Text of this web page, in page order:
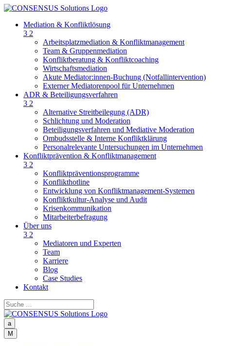
Mediation & Konfliktlösung
3 2
Arbeitsplatzmediation & Konfliktmanagement
Team & Gruppenmediation
Konfliktberatung & Konfliktcoaching
Wirtschaftsmediation
Akute Mediator:innen-Buchung (Notfallintervention)
Externer Mediatorenpool für Unternehmen
ADR & Beteiligungsverfahren
3 2
Alternative Streitbeilegung (ADR)
Schlichtung und Moderation
Beteiligungsverfahren und Mediative Moderation
Ombudsstelle & Interne Konfliktklärung
Personalrelevante Untersuchungen im Unternehmen
Konfliktprävention & Konfliktmanagement
3 2
Konfliktpräventionsprogramme
Konflikthotline
Entwicklung von Konfliktmanagement-Systemen
Konfliktkultur-Analyse und Audit
Krisenkommunikation
Mitarbeiterbefragung
Über uns
3 2
Mediatoren und Experten
Team
Karriere
Blog
Case Studies
Kontakt
a
M